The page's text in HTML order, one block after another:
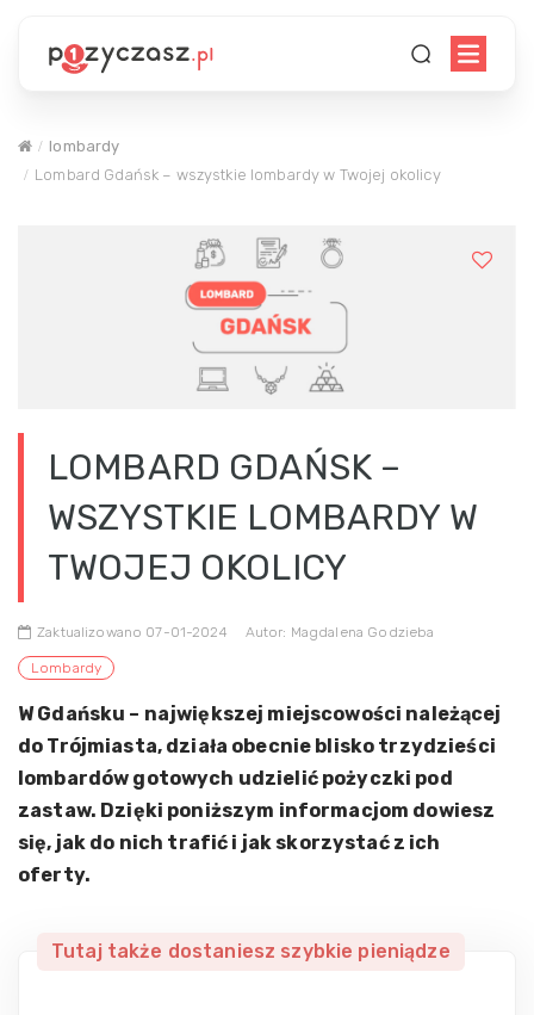
lombardy
Lombard Gdańsk – wszystkie lombardy w Twojej okolicy
LOMBARD GDAŃSK –
WSZYSTKIE LOMBARDY W
TWOJEJ OKOLICY
Zaktualizowano 07-01-2024 Autor: Magdalena Godzieba
Lombardy
W Gdańsku – największej miejscowości należącej
do Trójmiasta, działa obecnie blisko trzydzieści
lombardów gotowych udzielić pożyczki pod
zastaw. Dzięki poniższym informacjom dowiesz
się, jak do nich trafić i jak skorzystać z ich
oferty.
Tutaj także dostaniesz szybkie pieniądze